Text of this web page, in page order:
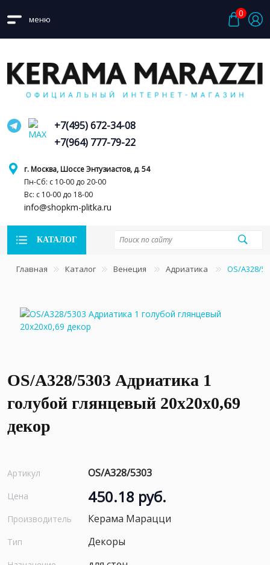
меню
0
г. Москва, Шоссе Энтузиастов, д. 54
Пн-Сб: с 10-00 до 20-00
Вс: с 10-00 до 18-00
info@shopkm-plitka.ru
+7(495) 672-34-08
+7(964) 777-79-22
КАТАЛОГ
Главная Каталог Венеция Адриатика OS/A328/
OS/A328/5303 Адриатика 1
голубой глянцевый 20x20x0,69
декор
Артикул OS/A328/5303
Цена 450.18 руб.
Производитель Керама Марацци
Тип Декоры